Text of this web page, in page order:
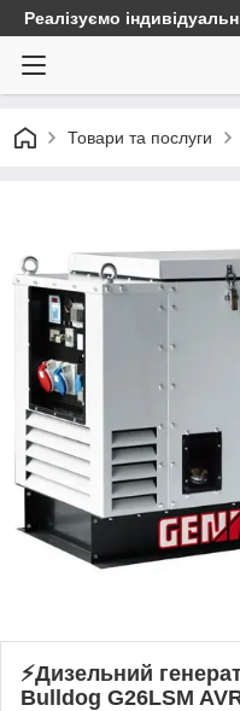
Реалізуємо
Товари та послуги
⚡️Дизельний
Bulldog G26LSM